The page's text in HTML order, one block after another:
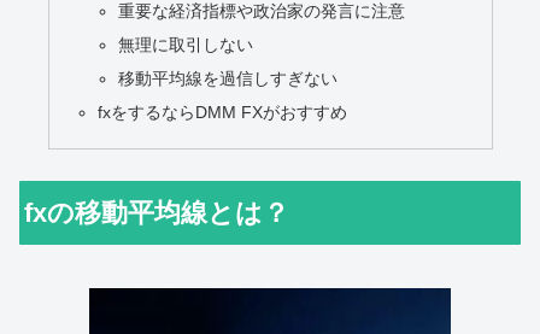
重要な経済指標や政治家の発言に注意
無理に取引しない
移動平均線を過信しすぎない
fxをするならDMM FXがおすすめ
fxの移動平均線とは？